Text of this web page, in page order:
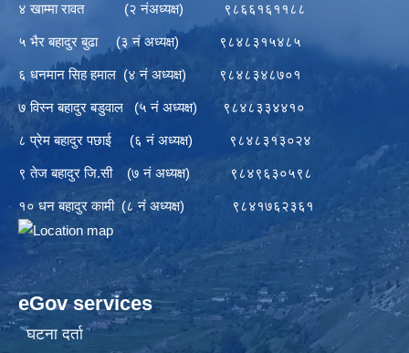
४ खाम्मा रावत (२ नंअध्यक्ष) ९८६६१६११८८
५ भैर बहादुर बुढा (३ नं अध्यक्ष) ९८४८३१५४८५
६ धनमान सिह हमाल (४ नं अध्यक्ष) ९८४८३४८७०१
७ विस्न बहादुर बडुवाल (५ नं अध्यक्ष) ९८४८३३४४१०
८ प्रेम बहादुर पछाई (६ नं अध्यक्ष) ९८४८३१३०२४
९ तेज बहादुर जि.सी (७ नं अध्यक्ष) ९८४९६३०५९८
१० धन बहादुर कामी (८ नं अध्यक्ष) ९८४१७६२३६१
eGov services
घटना दर्ता